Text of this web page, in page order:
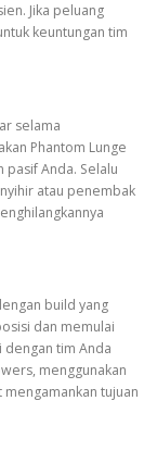
Jika peluang
keuntungan tim
selama
Phantom Lunge
Anda. Selalu
atau penembak
build yang
dan memulai
tim Anda
menggunakan
tujuan